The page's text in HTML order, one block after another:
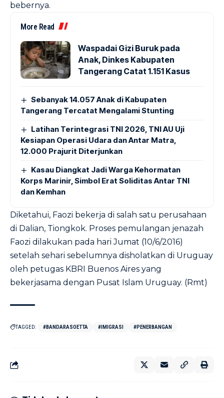
bebernya.
More Read
Waspadai Gizi Buruk pada
Anak, Dinkes Kabupaten
Tangerang Catat 1.151 Kasus
Sebanyak 14.057 Anak di Kabupaten
Tangerang Tercatat Mengalami Stunting
Latihan Terintegrasi TNI 2026, TNI AU Uji
Kesiapan Operasi Udara dan Antar Matra,
12.000 Prajurit Diterjunkan
Kasau Diangkat Jadi Warga Kehormatan
Korps Marinir, Simbol Erat Soliditas Antar TNI
dan Kemhan
Diketahui, Faozi bekerja di salah satu perusahaan
di Dalian, Tiongkok. Proses pemulangan jenazah
Faozi dilakukan pada hari Jumat (10/6/2016)
setelah sehari sebelumnya disholatkan di Uruguay
oleh petugas KBRI Buenos Aires yang
bekerjasama dengan Pusat Islam Uruguay. (Rmt)
TAGGED: #BANDARASOETTA #IMIGRASI #PENERBANGAN